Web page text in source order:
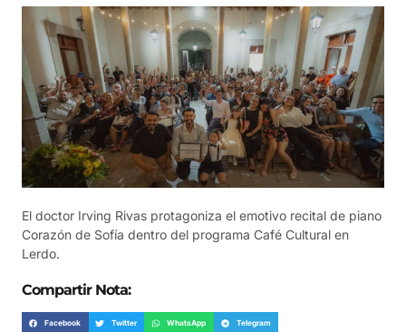
El doctor Irving Rivas protagoniza el emotivo recital de piano
Corazón de Sofía dentro del programa Café Cultural en
Lerdo.
Compartir Nota:
Facebook Twitter WhatsApp Telegram